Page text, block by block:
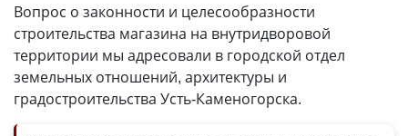
Вопрос о законности и целесо­образности
строительства магазина на внутридворовой
территории мы адресовали в городской отдел
земельных отношений, архитектуры и
градостроительства Усть-Каменогорска.